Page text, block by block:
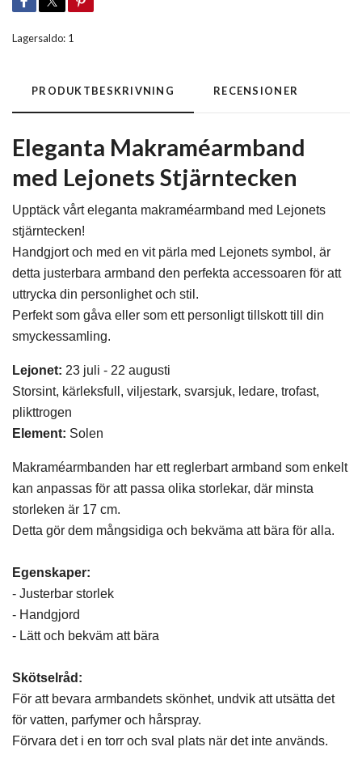
Lagersaldo: 1
PRODUKTBESKRIVNING RECENSIONER
Eleganta Makraméarmband
med Lejonets Stjärntecken
Upptäck vårt eleganta makraméarmband med Lejonets
stjärntecken!
Handgjort och med en vit pärla med Lejonets symbol, är
detta justerbara armband den perfekta accessoaren för att
uttrycka din personlighet och stil.
Perfekt som gåva eller som ett personligt tillskott till din
smyckessamling.
Lejonet: 23 juli - 22 augusti
Storsint, kärleksfull, viljestark, svarsjuk, ledare, trofast,
plikttrogen
Element: Solen
Makraméarmbanden har ett reglerbart armband som enkelt
kan anpassas för att passa olika storlekar, där minsta
storleken är 17 cm.
Detta gör dem mångsidiga och bekväma att bära för alla.
Egenskaper:
- Justerbar storlek
- Handgjord
- Lätt och bekväm att bära
Skötselråd:
För att bevara armbandets skönhet, undvik att utsätta det
för vatten, parfymer och hårspray.
Förvara det i en torr och sval plats när det inte används.